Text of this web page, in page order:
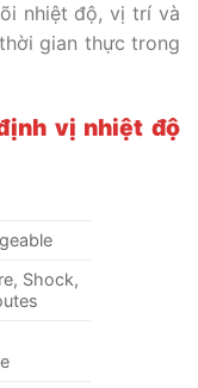
nhiệt độ, vị trí và
gian thực trong
vị nhiệt độ
Shock,